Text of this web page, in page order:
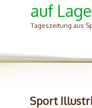
auf
Tageszeitung aus
Sport